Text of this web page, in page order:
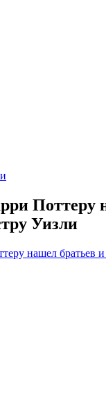
Поттеру
Уизли
нашел братьев и